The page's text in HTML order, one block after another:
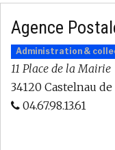
Agence
Administration &
11 Place de la Mairie
34120 Castelnau de
04.67.98.13.61